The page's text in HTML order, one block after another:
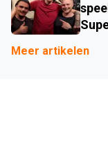
Meer artikelen